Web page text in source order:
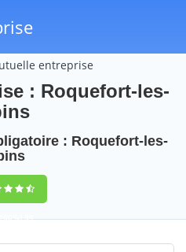
entreprise
: Roquefort-les-
: Roquefort-les-
39